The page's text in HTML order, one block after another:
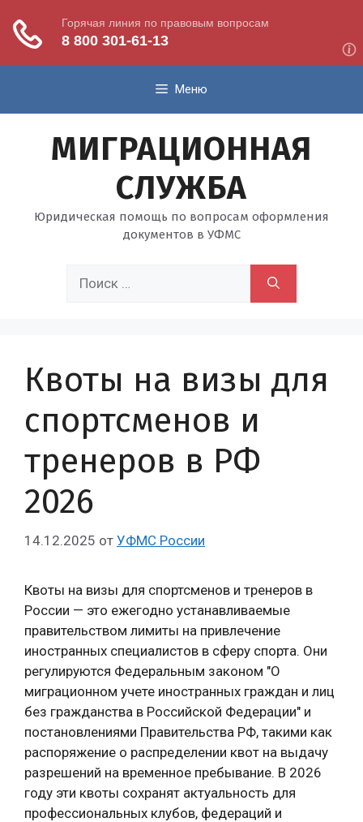
содержимому
Меню
МИГРАЦИОННАЯ
СЛУЖБА
Юридическая помощь по вопросам оформления
документов в УФМС
Квоты на визы для
спортсменов и
тренеров в РФ
2026
14.12.2025 от УФМС России
Квоты на визы для спортсменов и тренеров в
России — это ежегодно устанавливаемые
правительством лимиты на привлечение
иностранных специалистов в сферу спорта. Они
регулируются Федеральным законом "О
миграционном учете иностранных граждан и лиц
без гражданства в Российской Федерации" и
постановлениями Правительства РФ, такими как
распоряжение о распределении квот на выдачу
разрешений на временное пребывание. В 2026
году эти квоты сохранят актуальность для
профессиональных клубов, федераций и